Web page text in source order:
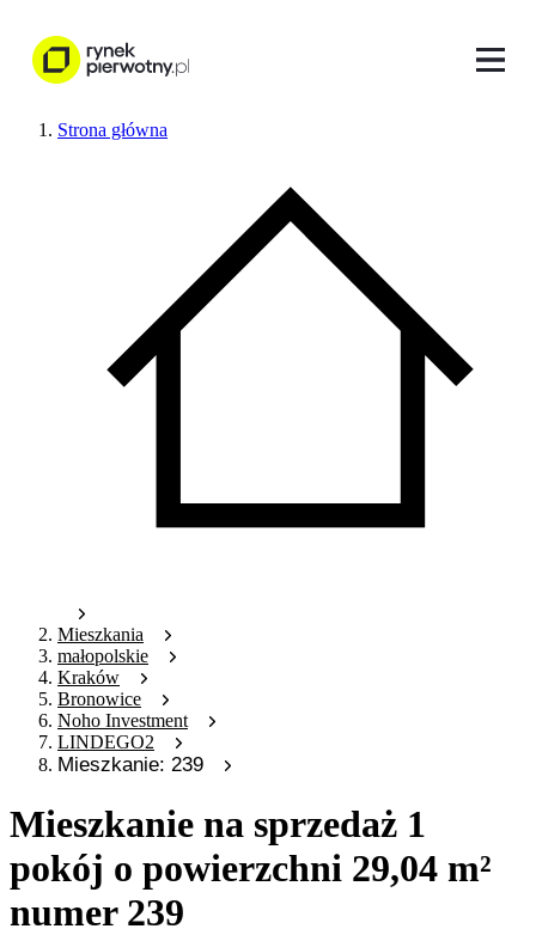
Strona główna
Mieszkania
małopolskie
Kraków
Bronowice
Noho Investment
LINDEGO2
Mieszkanie: 239
Mieszkanie na sprzedaż 1
pokój o powierzchni 29,04 m²
numer 239